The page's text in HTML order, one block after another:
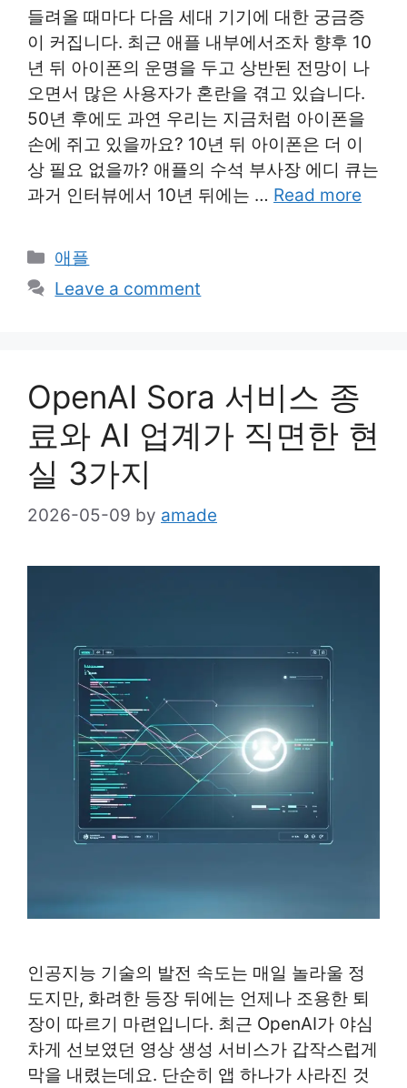
들려올 때마다 다음 세대 기기에 대한 궁금증
이 커집니다. 최근 애플 내부에서조차 향후 10
년 뒤 아이폰의 운명을 두고 상반된 전망이 나
오면서 많은 사용자가 혼란을 겪고 있습니다.
50년 후에도 과연 우리는 지금처럼 아이폰을
손에 쥐고 있을까요? 10년 뒤 아이폰은 더 이
상 필요 없을까? 애플의 수석 부사장 에디 큐는
과거 인터뷰에서 10년 뒤에는 … Read more
Categories
애플
Leave a comment
OpenAI Sora 서비스 종
료와 AI 업계가 직면한 현
실 3가지
2026-05-09 by amade
인공지능 기술의 발전 속도는 매일 놀라울 정
도지만, 화려한 등장 뒤에는 언제나 조용한 퇴
장이 따르기 마련입니다. 최근 OpenAI가 야심
차게 선보였던 영상 생성 서비스가 갑작스럽게
막을 내렸는데요. 단순히 앱 하나가 사라진 것